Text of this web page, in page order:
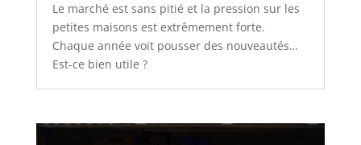
Le marché est sans pitié et la pression sur les
petites maisons est extrêmement forte.
Chaque année voit pousser des nouveautés…
Est-ce bien utile ?